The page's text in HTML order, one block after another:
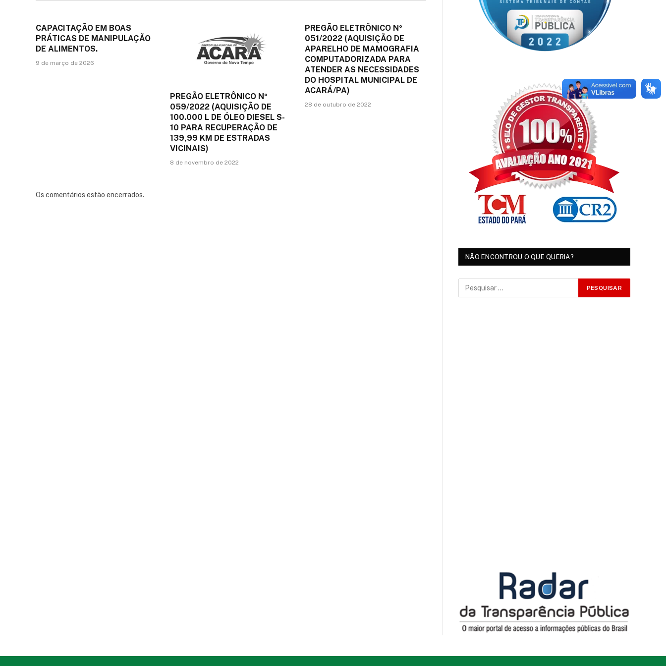
CAPACITAÇÃO EM BOAS
PRÁTICAS DE MANIPULAÇÃO
DE ALIMENTOS.
9 de março de 2026
PREGÃO ELETRÔNICO Nº
059/2022 (AQUISIÇÃO DE
100.000 L DE ÓLEO DIESEL S-
10 PARA RECUPERAÇÃO DE
139,99 KM DE ESTRADAS
VICINAIS)
8 de novembro de 2022
PREGÃO ELETRÔNICO Nº
051/2022 (AQUISIÇÃO DE
APARELHO DE MAMOGRAFIA
COMPUTADORIZADA PARA
ATENDER AS NECESSIDADES
DO HOSPITAL MUNICIPAL DE
ACARÁ/PA)
28 de outubro de 2022
Os comentários estão encerrados.
NÃO ENCONTROU O QUE QUERIA?